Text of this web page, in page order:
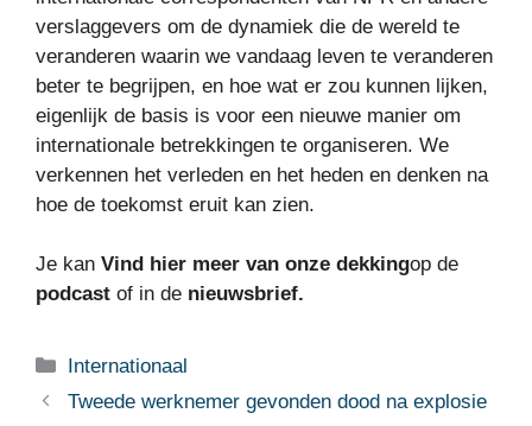
verslaggevers om de dynamiek die de wereld te
veranderen waarin we vandaag leven te veranderen
beter te begrijpen, en hoe wat er zou kunnen lijken,
eigenlijk de basis is voor een nieuwe manier om
internationale betrekkingen te organiseren. We
verkennen het verleden en het heden en denken na
hoe de toekomst eruit kan zien.
Je kan Vind hier meer van onze dekkingop de
podcast of in de nieuwsbrief.
Categorieën
Internationaal
Tweede werknemer gevonden dood na explosie